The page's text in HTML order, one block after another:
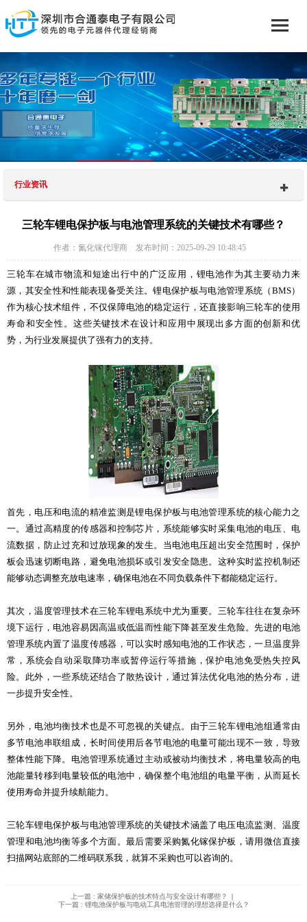
行业资讯
三轮车锂电保护板与电池管理系统的关键技术有哪些？
作者：氮化镓代理商 发布时间：2025-09-29 10:48:45
三轮车在城市物流和短途出行中的广泛应用，锂电池作为其主要动力来
源，其安全性和性能表现备受关注。锂电保护板与电池管理系统（BMS）
作为核心技术组件，不仅保障电池的稳定运行，还直接影响三轮车的使用
寿命和安全性。这些关键技术在设计和应用中展现出多方面的创新和优
势，为行业发展提供了强有力的支持。
首先，电压和电流的精准监测是锂电保护板与电池管理系统的核心能力之
一。通过高精度的传感器和控制芯片，系统能够实时采集电池的电压、电
流数据，防止过充和过放现象的发生。当电池电压超出安全范围时，保护
板会迅速切断电路，避免电池损坏或引发安全隐患。这种实时监控机制还
能够动态调整充放电速率，确保电池在不同负载条件下都能稳定运行。
其次，温度管理技术在三轮车锂电系统中尤为重要。三轮车往往在复杂环
境下运行，电池容易因高温或低温而性能下降甚至发生危险。先进的电池
管理系统内置了温度传感器，可以实时感知电池的工作状态，一旦温度异
常，系统会自动采取降功率或暂停运行等措施，保护电池免受热失控风
险。此外，一些系统还结合了散热设计，通过算法优化电池的热分布，进
一步提升安全性。
另外，电池均衡技术也是不可忽视的关键点。由于三轮车锂电池组通常由
多节电池串联组成，长时间使用后各节电池的电量可能出现不一致，导致
整体性能下降。电池管理系统通过主动或被动均衡技术，将电量较高的电
池能量转移到电量较低的电池中，确保整个电池组的电量平衡，从而延长
使用寿命并提升续航能力。
三轮车锂电保护板与电池管理系统的关键技术涵盖了电压电流监测、温度
管理和电池均衡等多个方面。最后需要采购氮化镓保护板，请用微信直接
扫描网站底部的二维码联系我，就算不采购也可以咨询的。
上一篇 : 家储保护板的技术特点与安全设计有哪些？
|
下一篇 : 锂电池保护板与电动工具电池管理的理想选择是什么？